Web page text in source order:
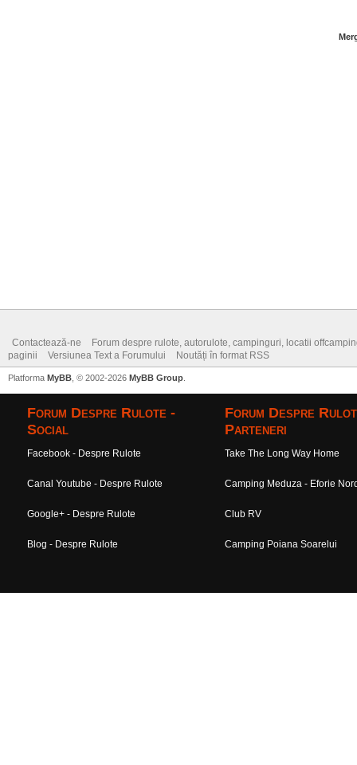
Contactează-ne
Forum despre rulote, autorulote, campinguri, locatii
paginii
Versiunea Text a Forumului Noutăți în format RSS
Platforma MyBB , © 2002-2026 MyBB Group
Forum Despre Rulote -
Social
Facebook - Despre Rulote
Canal Youtube - Despre Rulote
Google+ - Despre Rulote
Blog - Despre Rulote
Forum Despre
Parteneri
Take The Long Way Home
Camping Meduza - Eforie
Club RV
Camping Poiana Soarelui